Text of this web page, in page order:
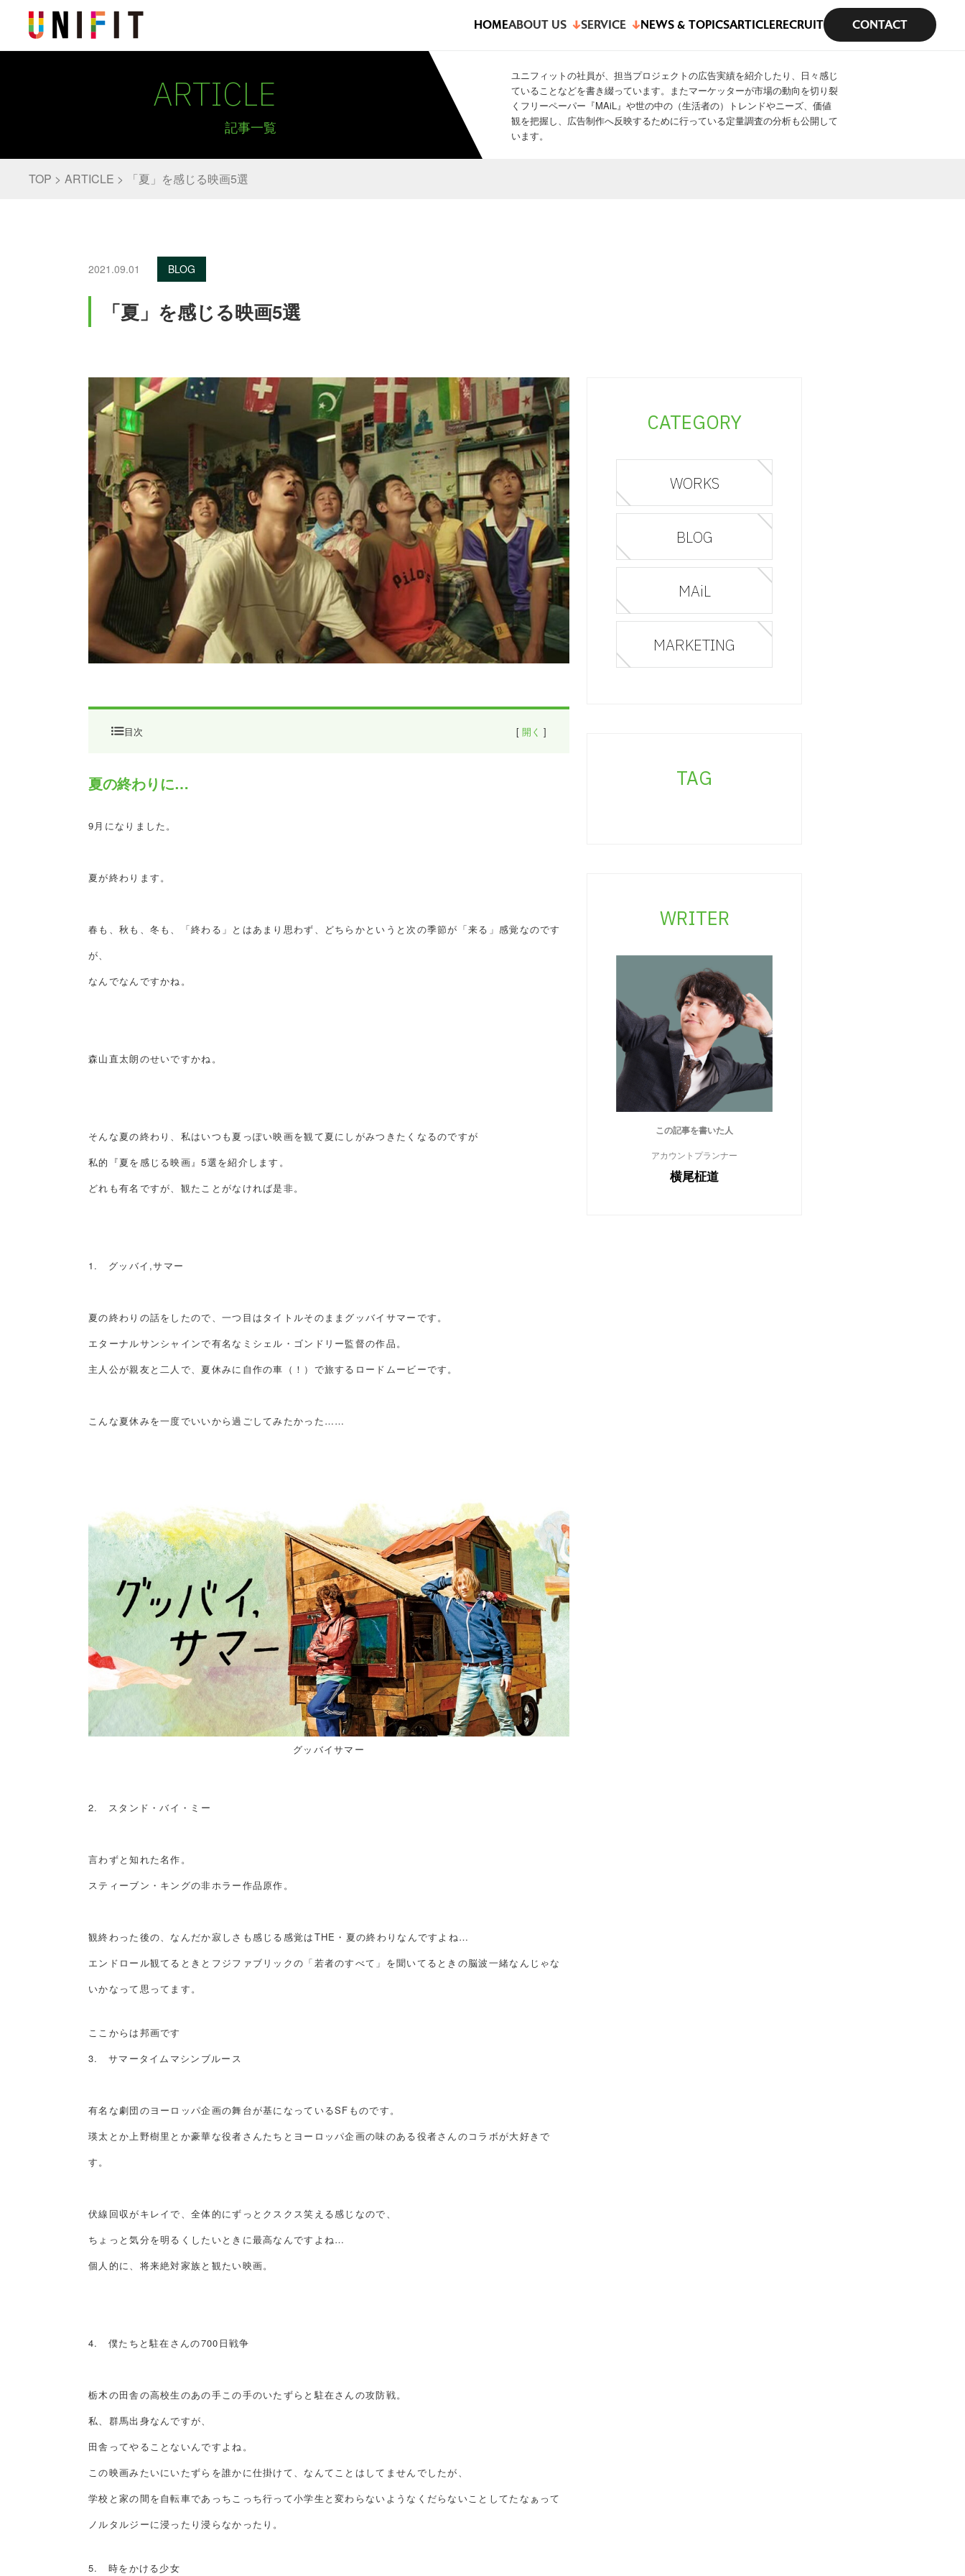
HOMEABOUT US SERVICE NEWS & TOPICSARTICLERECRUIT CONTACT
ARTICLE
記事一覧
ユニフィットの社員が、担当プロジェクトの広告実績を紹介したり、日々感じ
ていることなどを書き綴っています。またマーケッターが市場の動向を切り裂
くフリーペーパー『MAiL』や世の中の（生活者の）トレンドやニーズ、価値
観を把握し、広告制作へ反映するために行っている定量調査の分析も公開して
います。
TOP ARTICLE 「夏」を感じる映画5選
2021.09.01 BLOG
「夏」を感じる映画5選
目次 [ 開く ]
夏の終わりに…
9月になりました。
夏が終わります。
春も、秋も、冬も、「終わる」とはあまり思わず、どちらかというと次の季節が「来る」感覚なのです
が、
なんでなんですかね。
森山直太朗のせいですかね。
そんな夏の終わり、私はいつも夏っぽい映画を観て夏にしがみつきたくなるのですが
私的『夏を感じる映画』5選を紹介します。
どれも有名ですが、観たことがなければ是非。
1. グッバイ,サマー
夏の終わりの話をしたので、一つ目はタイトルそのままグッバイサマーです。
エターナルサンシャインで有名なミシェル・ゴンドリー監督の作品。
主人公が親友と二人で、夏休みに自作の車（！）で旅するロードムービーです。
こんな夏休みを一度でいいから過ごしてみたかった……
グッバイサマー
2. スタンド・バイ・ミー
言わずと知れた名作。
スティーブン・キングの非ホラー作品原作。
観終わった後の、なんだか寂しさも感じる感覚はTHE・夏の終わりなんですよね…
エンドロール観てるときとフジファブリックの「若者のすべて」を聞いてるときの脳波一緒なんじゃな
いかなって思ってます。
ここからは邦画です
3. サマータイムマシンブルース
有名な劇団のヨーロッパ企画の舞台が基になっているSFものです。
瑛太とか上野樹里とか豪華な役者さんたちとヨーロッパ企画の味のある役者さんのコラボが大好きで
す。
伏線回収がキレイで、全体的にずっとクスクス笑える感じなので、
ちょっと気分を明るくしたいときに最高なんですよね…
個人的に、将来絶対家族と観たい映画。
4. 僕たちと駐在さんの700日戦争
栃木の田舎の高校生のあの手この手のいたずらと駐在さんの攻防戦。
私、群馬出身なんですが、
田舎ってやることないんですよね。
この映画みたいにいたずらを誰かに仕掛けて、なんてことはしてませんでしたが、
学校と家の間を自転車であっちこっち行って小学生と変わらないようなくだらないことしてたなぁって
ノルタルジーに浸ったり浸らなかったり。
5. 時をかける少女
CATEGORY
WORKS
BLOG
MAiL
MARKETING
TAG
WRITER
この記事を書いた人
アカウントプランナー
横尾柾道